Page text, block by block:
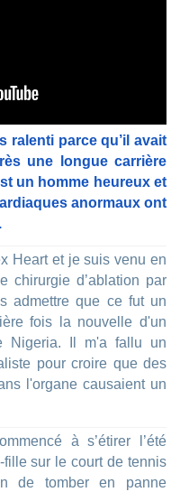
ralenti parce qu’il avait
une longue carrière
un homme heureux et
anormaux ont
Heart et je suis venu en
chirurgie d’ablation par
admettre que ce fut un
fois la nouvelle d'un
Nigeria. Il m'a fallu un
pour croire que des
l'organe causaient un
à s’étirer l’été
sur le court de tennis
de tomber en panne